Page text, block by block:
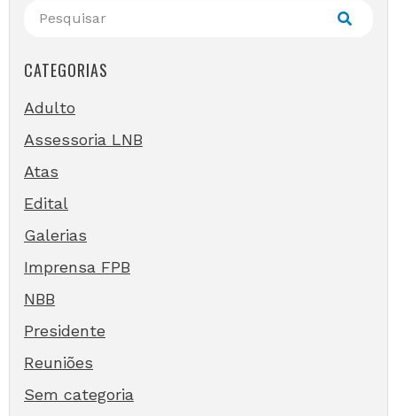
CATEGORIAS
Adulto
Assessoria LNB
Atas
Edital
Galerias
Imprensa FPB
NBB
Presidente
Reuniões
Sem categoria